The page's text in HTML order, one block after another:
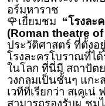
อร์มหาราช
🌹เยี่ยมชม “โรงละ
(Roman theatre
ประวัติศาสตร์ ที่ตั้งอ
โรงละครโบราณที่ไ
ในโลก ที่นี่มี สถาปัต
วงกลมเป็นชั้นๆ แกะ
เวทีที่เรียกว่า สเคเ
สามารถรองรับผู ้ชม